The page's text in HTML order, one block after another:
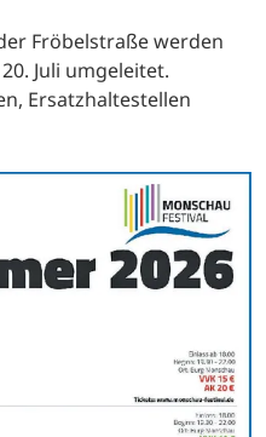
Fröbelstraße werden
Juli umgeleitet.
Ersatzhaltestellen